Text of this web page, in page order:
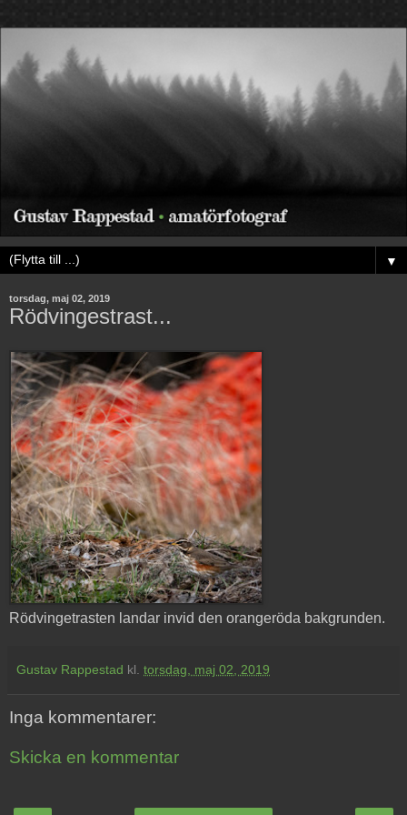
▼
torsdag, maj 02, 2019
Rödvingestrast...
Rödvingetrasten landar invid den orangeröda bakgrunden.
Gustav Rappestad kl. torsdag, maj 02, 2019
Inga kommentarer:
Skicka en kommentar